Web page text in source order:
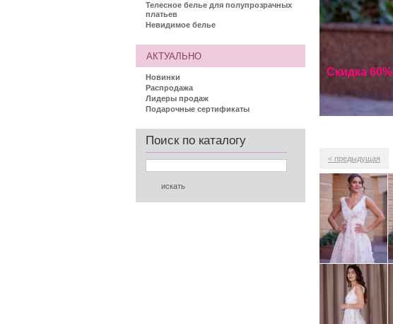
Скидка 60%
< предыдущая
Телесное белье для полупрозрачных
платьев
Невидимое белье
АКТУАЛЬНО
Новинки
Распродажа
Лидеры продаж
Подарочные сертификаты
Поиск по каталогу